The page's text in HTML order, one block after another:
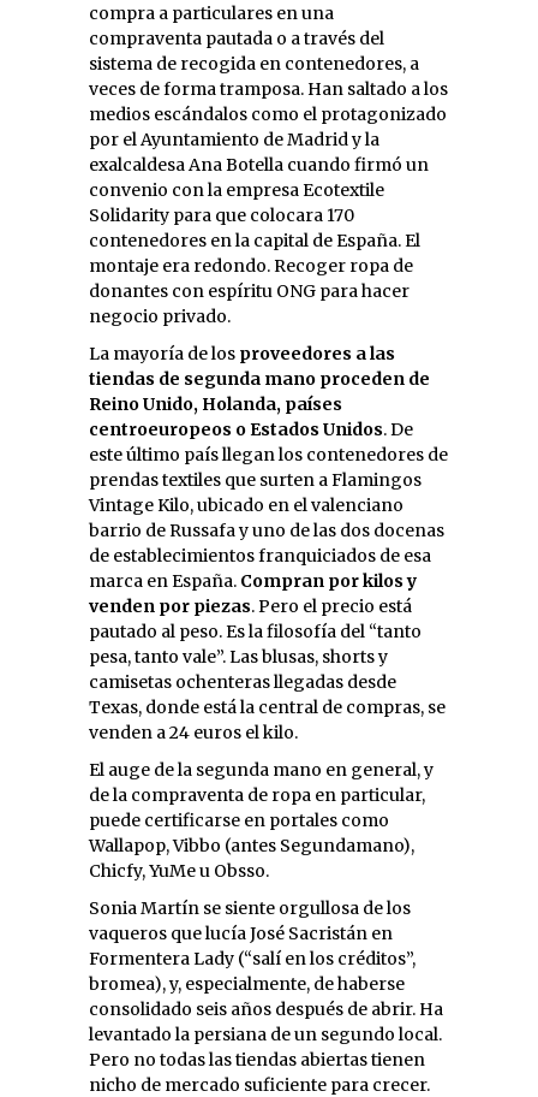
compra a particulares en una
compraventa pautada o a través del
sistema de recogida en contenedores, a
veces de forma tramposa. Han saltado a los
medios escándalos como el protagonizado
por el Ayuntamiento de Madrid y la
exalcaldesa Ana Botella cuando firmó un
convenio con la empresa Ecotextile
Solidarity para que colocara 170
contenedores en la capital de España. El
montaje era redondo. Recoger ropa de
donantes con espíritu ONG para hacer
negocio privado.
La mayoría de los proveedores a las
tiendas de segunda mano proceden de
Reino Unido, Holanda, países
centroeuropeos o Estados Unidos. De
este último país llegan los contenedores de
prendas textiles que surten a Flamingos
Vintage Kilo, ubicado en el valenciano
barrio de Russafa y uno de las dos docenas
de establecimientos franquiciados de esa
marca en España. Compran por kilos y
venden por piezas. Pero el precio está
pautado al peso. Es la filosofía del “tanto
pesa, tanto vale”. Las blusas, shorts y
camisetas ochenteras llegadas desde
Texas, donde está la central de compras, se
venden a 24 euros el kilo.
El auge de la segunda mano en general, y
de la compraventa de ropa en particular,
puede certificarse en portales como
Wallapop, Vibbo (antes Segundamano),
Chicfy, YuMe u Obsso.
Sonia Martín se siente orgullosa de los
vaqueros que lucía José Sacristán en
Formentera Lady (“salí en los créditos”,
bromea), y, especialmente, de haberse
consolidado seis años después de abrir. Ha
levantado la persiana de un segundo local.
Pero no todas las tiendas abiertas tienen
nicho de mercado suficiente para crecer.